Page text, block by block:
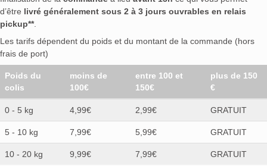
d’être livré généralement sous 2 à 3 jours ouvrables en relais
pickup**.
Les tarifs dépendent du poids et du montant de la commande (hors
frais de port)
Poids du
colis
moins de
100€
entre 100 et
150€
plus de 150
€
0 - 5 kg 4,99€ 2,99€ GRATUIT
5 - 10 kg 7,99€ 5,99€ GRATUIT
10 - 20 kg 9,99€ 7,99€ GRATUIT